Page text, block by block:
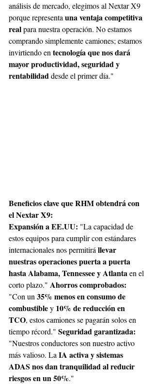
análisis de mercado, elegimos al Nextar X9
porque representa una ventaja competitiva
real para nuestra operación. No estamos
comprando simplemente camiones; estamos
invirtiendo en tecnología que nos dará
mayor productividad, seguridad y
rentabilidad desde el primer día."
Beneficios clave que RHM obtendrá con
el Nextar X9:
Expansión a EE.UU: "La capacidad de
estos equipos para cumplir con estándares
internacionales nos permitirá llevar
nuestras operaciones puerta a puerta
hasta Alabama, Tennessee y Atlanta en el
corto plazo." Ahorros comprobados:
"Con un 35% menos en consumo de
combustible y 10% de reducción en
TCO, estos camiones se pagarán solos en
tiempo récord." Seguridad garantizada:
"Nuestros conductores son nuestro activo
más valioso. La IA activa y sistemas
ADAS nos dan tranquilidad al reducir
riesgos en un 50%."